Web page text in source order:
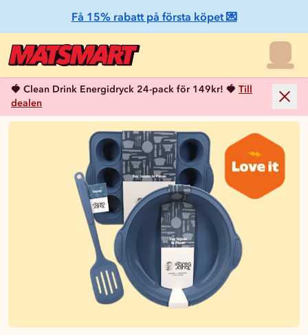
Få 15% rabatt på första köpet 💌
🍓 Clean Drink Energidryck 24-pack för 149kr! 🍓 Till
dealen